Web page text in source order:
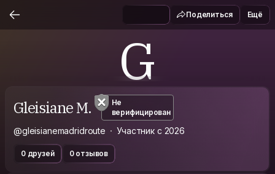
Поделиться Ещё
G
Gleisiane M.
Не
верифицирован
@gleisianemadridroute Участник с 2026
0 друзей 0 отзывов